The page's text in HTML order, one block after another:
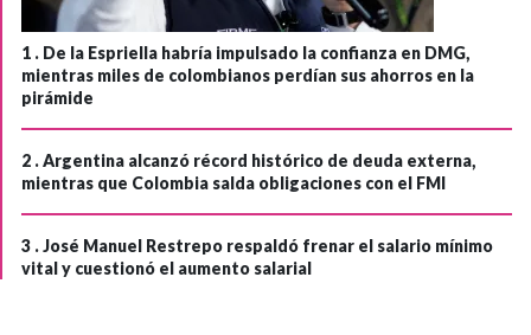
1 . De la Espriella habría impulsado la confianza en DMG,
mientras miles de colombianos perdían sus ahorros en la
pirámide
2 .Argentina alcanzó récord histórico de deuda externa,
mientras que Colombia salda obligaciones con el FMI
3 .José Manuel Restrepo respaldó frenar el salario mínimo
vital y cuestionó el aumento salarial